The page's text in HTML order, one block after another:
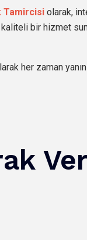
Tamircisi olarak,
bir hizmet
her zaman